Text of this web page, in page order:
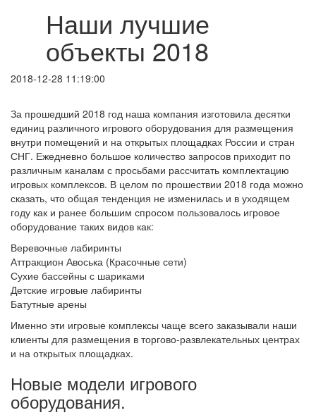
Наши лучшие
объекты 2018
2018-12-28 11:19:00
За прошедший 2018 год наша компания изготовила десятки
единиц различного игрового оборудования для размещения
внутри помещений и на открытых площадках России и стран
СНГ. Ежедневно большое количество запросов приходит по
различным каналам с просьбами рассчитать комплектацию
игровых комплексов. В целом по прошествии 2018 года можно
сказать, что общая тенденция не изменилась и в уходящем
году как и ранее большим спросом пользовалось игровое
оборудование таких видов как:
Веревочные лабиринты
Аттракцион Авоська (Красочные сети)
Сухие бассейны с шариками
Детские игровые лабиринты
Батутные арены
Именно эти игровые комплексы чаще всего заказывали наши
клиенты для размещения в торгово-развлекательных центрах
и на открытых площадках.
Новые модели игрового
оборудования.